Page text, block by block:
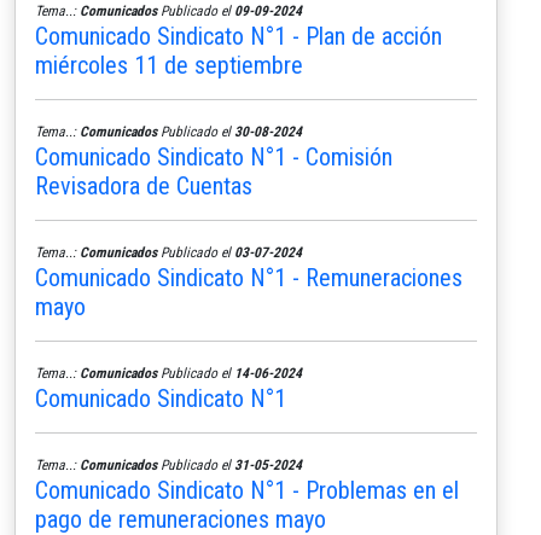
Tema..: ComunicadosPublicado el 09-09-2024
Comunicado Sindicato N°1 - Plan de acción
miércoles 11 de septiembre
Tema..: ComunicadosPublicado el 30-08-2024
Comunicado Sindicato N°1 - Comisión
Revisadora de Cuentas
Tema..: ComunicadosPublicado el 03-07-2024
Comunicado Sindicato N°1 - Remuneraciones
mayo
Tema..: ComunicadosPublicado el 14-06-2024
Comunicado Sindicato N°1
Tema..: ComunicadosPublicado el 31-05-2024
Comunicado Sindicato N°1 - Problemas en el
pago de remuneraciones mayo